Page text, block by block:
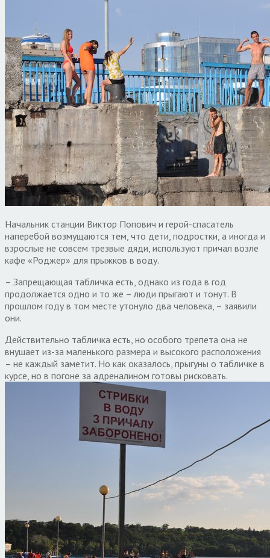
Начальник станции Виктор Попович и герой-спасатель
наперебой возмущаются тем, что дети, подростки, а иногда и
взрослые не совсем трезвые дяди, используют причал возле
кафе «Роджер» для прыжков в воду.
– Запрещающая табличка есть, однако из года в год
продолжается одно и то же – люди прыгают и тонут. В
прошлом году в том месте утонуло два человека, – заявили
они.
Действительно табличка есть, но особого трепета она не
внушает из-за маленького размера и высокого расположения
– не каждый заметит. Но как оказалось, прыгуны о табличке в
курсе, но в погоне за адреналином готовы рисковать.